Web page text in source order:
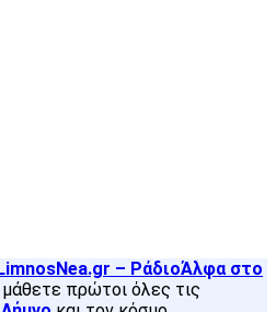
– ΡάδιοΆλφα στο
μάθετε πρώτοι όλες τις